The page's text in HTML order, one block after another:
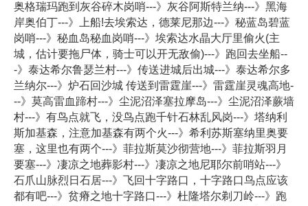
奥格瑞玛跑到灰谷碎木岗哨---》灰谷阿斯特兰纳---》黑海
岸奥伯丁---》上船!去埃索达，德莱尼那边---》秘蓝岛碧蓝
岗哨---》秘血岛秘血岗哨---》埃索达水晶大厅里偷火(主
城，估计要拖尸体，骑士可以开无敌偷)---》跑回去坐船--
-》泰达希尔鲁瑟兰村---》传送进城后出城---》泰达希尔多
兰纳尔---》炉石回沙城 传送到雷霆崖---》雷霆崖灵魂高地-
--》莫高雷血蹄村---》尘泥沼泽塞拉摩岛---》尘泥沼泽蕨墙
村---》有鸟点就飞，没鸟点跑千针石林乱风岗---》塔纳利
斯加基森，注意加基森有两个火---》希利苏斯塞纳里奥要
塞，这里也有两个---》菲拉斯莫沙彻营地---》菲拉斯羽月
要塞---》凄凉之地葬影村---》凄凉之地尼耶尔前哨站---》
石爪山脉烈日石居---》飞回十字路口，十字路口鸟点应该
都有吧---》贫瘠之地十字路口---》杜隆塔尔剃刀岭---》跑